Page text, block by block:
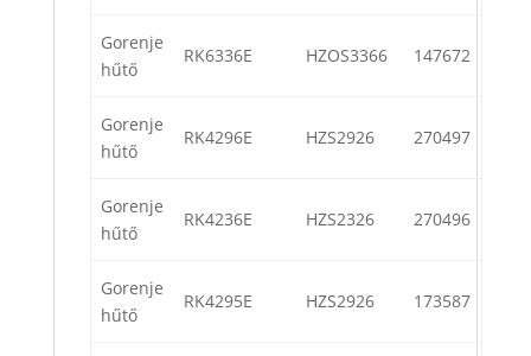
Gorenje
hűtő
RK6336E HZOS3366 147672
Gorenje
hűtő
RK4296E HZS2926 270497
Gorenje
hűtő
RK4236E HZS2326 270496
Gorenje
hűtő
RK4295E HZS2926 173587